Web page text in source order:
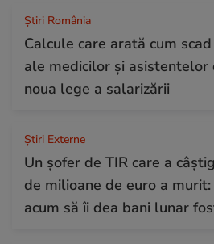
Știri România
Calcule care arată cum
ale medicilor și asistentelor
noua lege a salarizării
Știri Externe
Un șofer de TIR care a
de milioane de euro a
acum să îi dea bani lunar